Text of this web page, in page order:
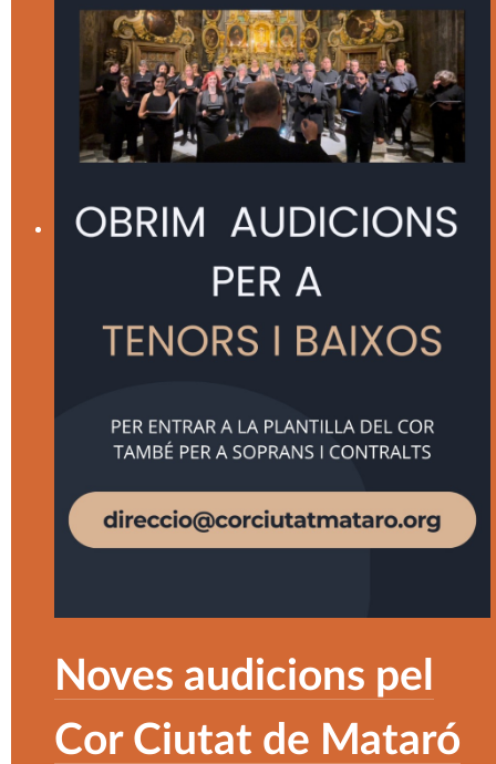
Noves audicions pel
Cor Ciutat de Mataró